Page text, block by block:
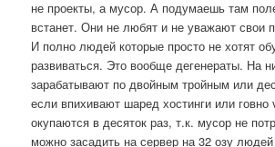
не проекты, а мусор. А подумаешь там
встанет. Они не любят и не уважают свои
И полно людей которые просто не хотят
развиваться. Это вообще дегенераты. На
зарабатывают по двойным тройным или
если впихивают шаред хостинги или говно
окупаются в десяток раз, т.к. мусор не
можно засадить на сервер на 32 озу людей